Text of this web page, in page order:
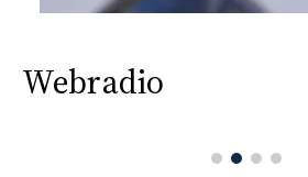
Webradio